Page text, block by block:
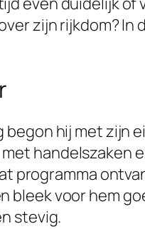
zijn rijkdom? In
hij met zijn
handelszaken
programma
voor hem
stevig.